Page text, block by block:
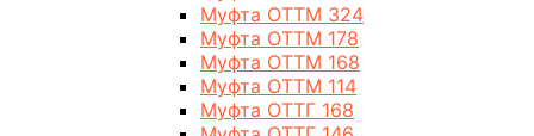
Муфта ОТТМ 324
Муфта ОТТМ 178
Муфта ОТТМ 168
Муфта ОТТМ 114
Муфта ОТТГ 168